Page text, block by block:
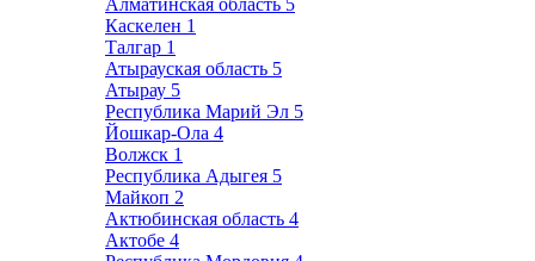
Алматинская область 5
Каскелен 1
Талгар 1
Атырауская область 5
Атырау 5
Республика Марий Эл 5
Йошкар-Ола 4
Волжск 1
Республика Адыгея 5
Майкоп 2
Актюбинская область 4
Актобе 4